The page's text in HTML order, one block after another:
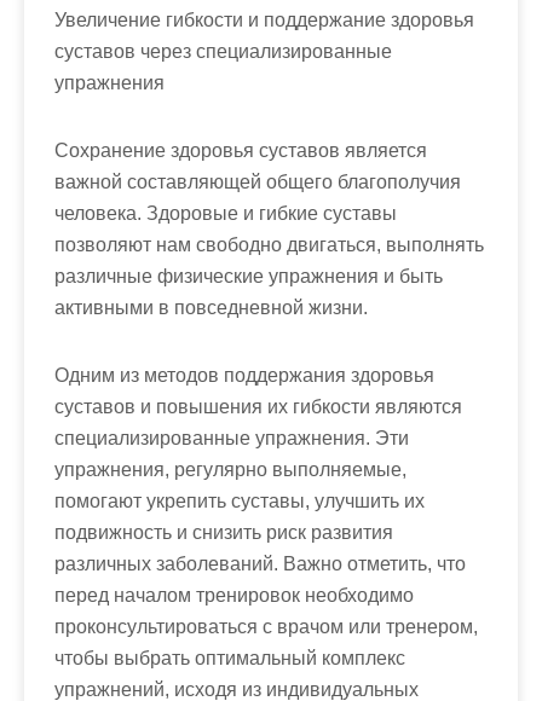
Увеличение гибкости и поддержание здоровья
суставов через специализированные
упражнения
Сохранение здоровья суставов является
важной составляющей общего благополучия
человека. Здоровые и гибкие суставы
позволяют нам свободно двигаться, выполнять
различные физические упражнения и быть
активными в повседневной жизни.
Одним из методов поддержания здоровья
суставов и повышения их гибкости являются
специализированные упражнения. Эти
упражнения, регулярно выполняемые,
помогают укрепить суставы, улучшить их
подвижность и снизить риск развития
различных заболеваний. Важно отметить, что
перед началом тренировок необходимо
проконсультироваться с врачом или тренером,
чтобы выбрать оптимальный комплекс
упражнений, исходя из индивидуальных